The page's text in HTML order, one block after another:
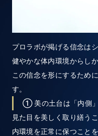
プロラボが掲げる信念は
健やかな体内環境からし
この信念を形にするため
す。
① 美の土台は「内側
見た目を美しく取り繕う
内環境を正常に保つこと